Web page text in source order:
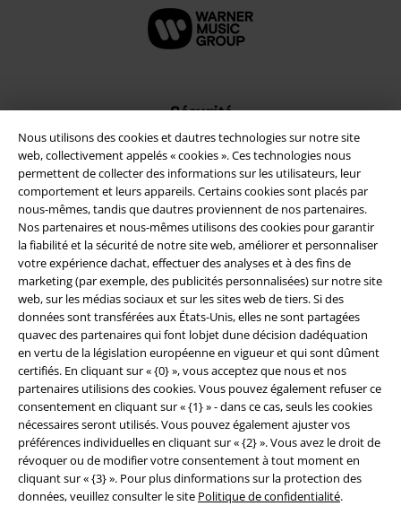
Nous utilisons des cookies et dautres technologies sur notre site
web, collectivement appelés « cookies ». Ces technologies nous
permettent de collecter des informations sur les utilisateurs, leur
comportement et leurs appareils. Certains cookies sont placés par
nous-mêmes, tandis que dautres proviennent de nos partenaires.
Nos partenaires et nous-mêmes utilisons des cookies pour garantir
la fiabilité et la sécurité de notre site web, améliorer et personnaliser
votre expérience dachat, effectuer des analyses et à des fins de
marketing (par exemple, des publicités personnalisées) sur notre site
web, sur les médias sociaux et sur les sites web de tiers. Si des
données sont transférées aux États-Unis, elles ne sont partagées
quavec des partenaires qui font lobjet dune décision dadéquation
en vertu de la législation européenne en vigueur et qui sont dûment
certifiés. En cliquant sur « {0} », vous acceptez que nous et nos
partenaires utilisions des cookies. Vous pouvez également refuser ce
consentement en cliquant sur « {1} » - dans ce cas, seuls les cookies
nécessaires seront utilisés. Vous pouvez également ajuster vos
préférences individuelles en cliquant sur « {2} ». Vous avez le droit de
révoquer ou de modifier votre consentement à tout moment en
cliquant sur « {3} ». Pour plus dinformations sur la protection des
données, veuillez consulter le site Politique de confidentialité.
Sécurité
Légal
Conditions générales
Éditeur
Clauses de confidentialité